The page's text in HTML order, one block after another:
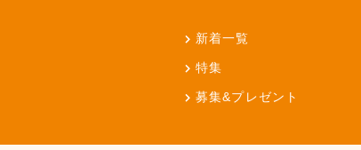
新着一覧
特集
募集&プレゼント